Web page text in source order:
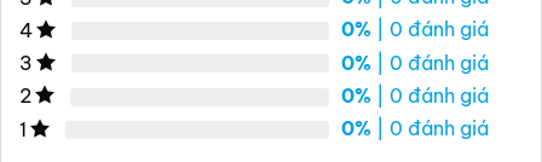
4
0% | 0 đánh giá
3
0% | 0 đánh giá
2
0% | 0 đánh giá
1
0% | 0 đánh giá